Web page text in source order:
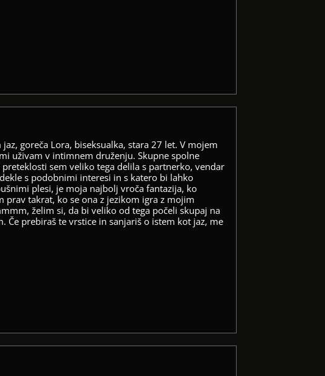
goreča Lora, biseksualka, stara 27 let. V mojem
uživam v intimnem druženju. Skupne spolne
sem veliko tega delila s partnerko, vendar
s podobnimi interesi in s katero bi lahko
plesi, je moja najbolj vroča fantazija, ko
takrat, ko se ona z jezikom igra z mojim
želim si, da bi veliko od tega počeli skupaj na
Če prebiraš te vrstice in sanjariš o istem kot jaz, me